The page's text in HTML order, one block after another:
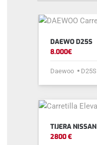
DAEWO D25S
8.000€
Daewoo D25S
TIJERA NISSAN
2800 €